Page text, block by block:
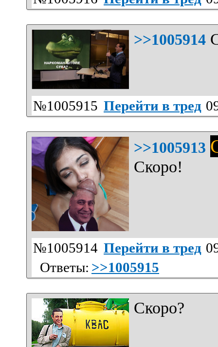
>>1005914
№1005915 Перейти в тред
>>1005913
Скоро!
№1005914 Перейти в тред
Ответы: >>1005915
Скоро?